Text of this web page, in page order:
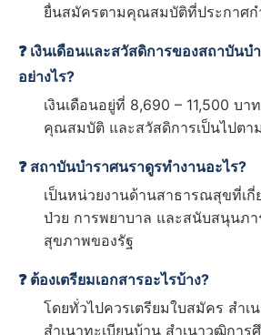
ยื่นสมัครตามคุณสมบัติที่ประกาศก
❓ เงินเดือนและสวัสดิการของสถาบันบ
อย่างไร?
เงินเดือนอยู่ที่ 8,690 – 11,500 บ
คุณสมบัติ และสวัสดิการเป็นไปตา
❓ สถาบันบำราศนราดูรทำงานอะไร?
เป็นหน่วยงานด้านสาธารณสุขที่เกี่
ป่วย การพยาบาล และสนับสนุนภา
สุขภาพของรัฐ
❓ ต้องเตรียมเอกสารอะไรบ้าง?
โดยทั่วไปควรเตรียมใบสมัคร สำเ
สำเนาทะเบียนบ้าน สำเนาวุฒิการ